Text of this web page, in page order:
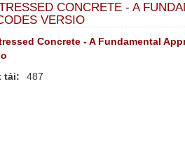
CONCRETE - A
VERSIO
Concrete - A Fundamental
tải:
487